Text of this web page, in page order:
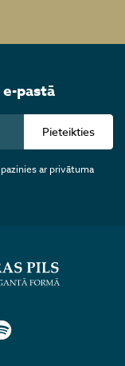
pastā
Pieteikties
ar privātuma